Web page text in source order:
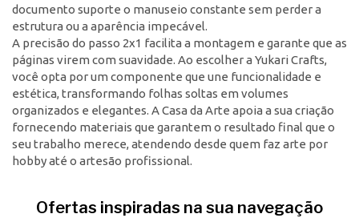
documento suporte o manuseio constante sem perder a
estrutura ou a aparência impecável.
A precisão do passo 2x1 facilita a montagem e garante que as
páginas virem com suavidade. Ao escolher a Yukari Crafts,
você opta por um componente que une funcionalidade e
estética, transformando folhas soltas em volumes
organizados e elegantes. A Casa da Arte apoia a sua criação
fornecendo materiais que garantem o resultado final que o
seu trabalho merece, atendendo desde quem faz arte por
hobby até o artesão profissional.
Ofertas inspiradas na sua navegação